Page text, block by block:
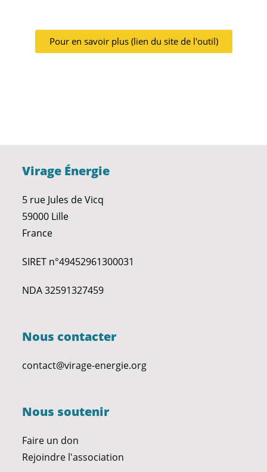
Pour en savoir plus (lien du site de l'outil)
Virage Énergie
5 rue Jules de Vicq
59000 Lille
France
SIRET n°49452961300031
NDA 32591327459
Nous contacter
contact@virage-energie.org
Nous soutenir
Faire un don
Rejoindre l'association